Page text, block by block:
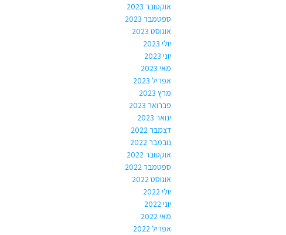
אוקטובר 2023
ספטמבר 2023
אוגוסט 2023
יולי 2023
יוני 2023
מאי 2023
אפריל 2023
מרץ 2023
פברואר 2023
ינואר 2023
דצמבר 2022
נובמבר 2022
אוקטובר 2022
ספטמבר 2022
אוגוסט 2022
יולי 2022
יוני 2022
מאי 2022
אפריל 2022